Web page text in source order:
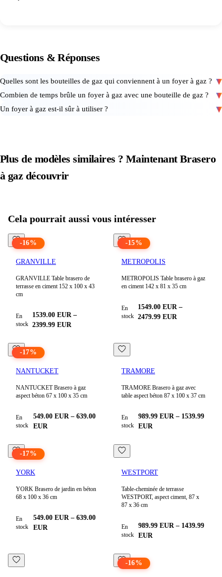
Questions &Réponses
Quelles sont les bouteilles de gaz qui conviennent à un foyer à gaz ?
Combien de temps brûle un foyer à gaz avec une bouteille de gaz ?
Un foyer à gaz est-il sûr à utiliser ?
Plus de modèles similaires ? MaintenantBrasero
à gazdécouvrir
Cela pourrait aussi vous intéresser
-16%
GRANVILLE
GRANVILLE Table brasero de
terrasse en ciment 152 x 100 x 43
cm
En
stock
1539.00 EUR –
2399.99 EUR
-15%
METROPOLIS
METROPOLIS Table brasero à gaz
en ciment 142 x 81 x 35 cm
En
stock
1549.00 EUR –
2479.99 EUR
-17%
NANTUCKET
NANTUCKET Brasero à gaz
aspect béton 67 x 100 x 35 cm
En
stock
549.00 EUR –639.00
EUR
TRAMORE
TRAMORE Brasero à gaz avec
table aspect béton 87 x 100 x 37 cm
En
stock
989.99 EUR – 1539.99
EUR
-17%
YORK
YORK Brasero de jardin en béton
68 x 100 x 36 cm
En
stock
549.00 EUR –639.00
EUR
WESTPORT
Table-cheminée de terrasse
WESTPORT, aspect ciment, 87 x
87 x 36 cm
En
stock
989.99 EUR – 1439.99
EUR
-16%